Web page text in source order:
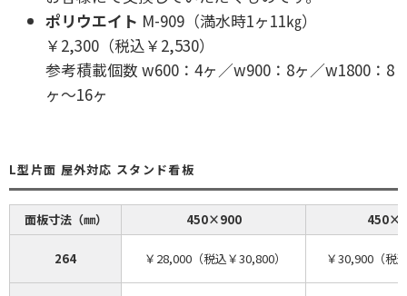
ポリウエイト M-909（満水時1ヶ11㎏）
￥2,300（税込￥2,530）
参考積載個数 w600：4ヶ／w900：8ヶ／w1800：8
ヶ～16ヶ
L型片面 屋外対応 スタンド看板
面板寸法（㎜） 450×900
264 ￥28,000（税込￥30,800） ￥30,900（税